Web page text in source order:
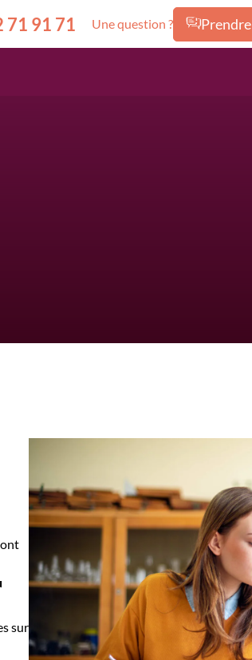
71 91 71 Une question ?
sur